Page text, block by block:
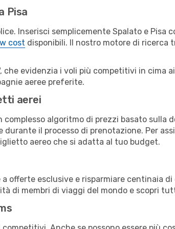
Pisa
Inserisci semplicemente Spalato e
cost disponibili. Il nostro motore di ricerca
evidenzia i voli più competitivi in cima
aeree preferite.
aerei
algoritmo di prezzi basato sulla
il processo di prenotazione. Per
aereo che si adatta al tuo budget.
a offerte esclusive e risparmiare centinaia
di membri di viaggi del mondo e scopri